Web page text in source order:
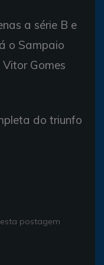
a série B e
o Sampaio
Gomes
do triunfo
postagem